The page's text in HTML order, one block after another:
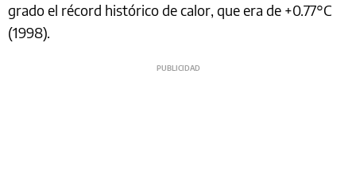
grado el récord histórico de calor, que era de +0.77°C
(1998).